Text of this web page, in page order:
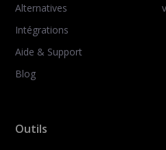
Alternatives
Intégrations
Aide & Support
Blog
Outils